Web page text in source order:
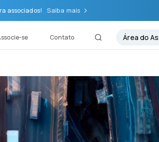
associados! Saiba mais
se Contato Área do